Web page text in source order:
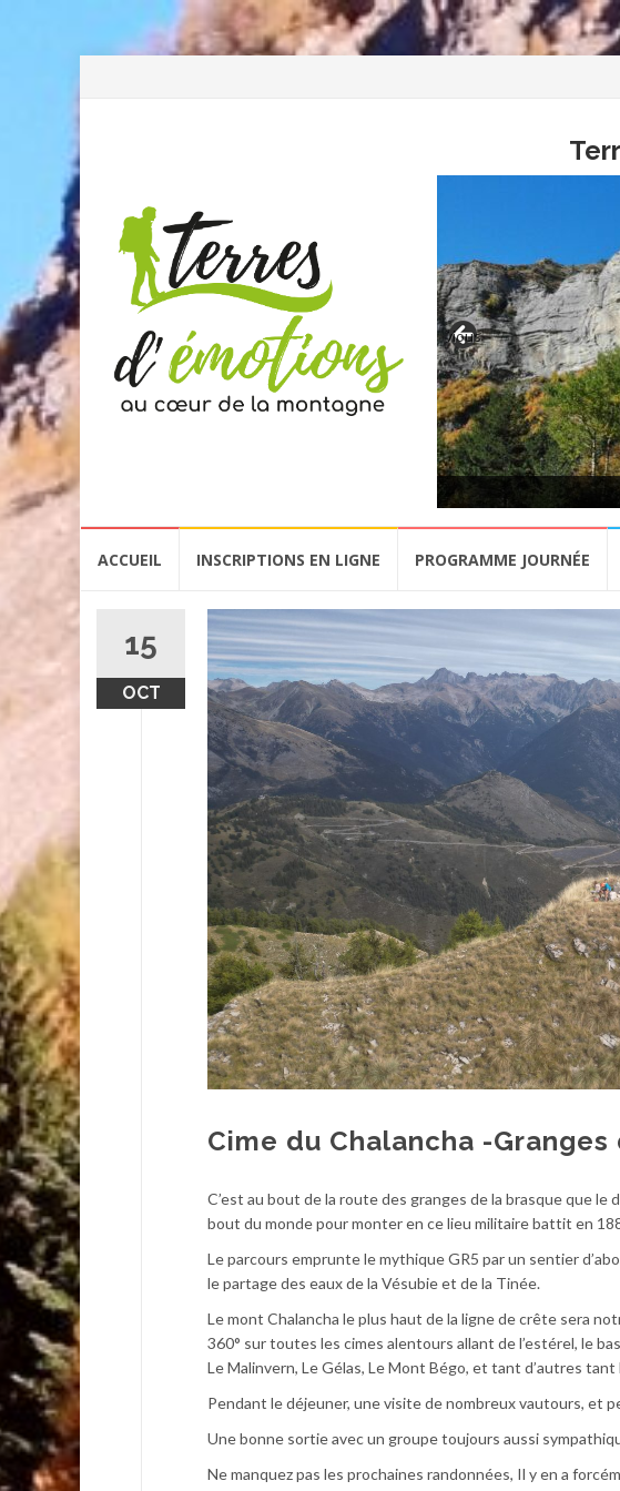
Previous
ACCUEIL INSCRIPTIONS EN LIGNE PROGRAMME JOURNÉE
15
OCT
Cime du Chalancha -
C’est au bout de la route des granges de la brasque que
bout du monde pour monter en ce lieu militaire battit en
Le parcours emprunte le mythique GR5 par un sentier
le partage des eaux de la Vésubie et de la Tinée.
Le mont Chalancha le plus haut de la ligne de crête sera
360° sur toutes les cimes alentours allant de l’estérel, le
Le Malinvern, Le Gélas, Le Mont Bégo, et tant d’autres
Pendant le déjeuner, une visite de nombreux vautours, et
Une bonne sortie avec un groupe toujours aussi
Ne manquez pas les prochaines randonnées, Il y en a